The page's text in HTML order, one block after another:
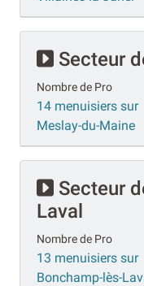
Secteur
Nombre de Pro
14 menuisiers sur
Meslay-du-Maine
Secteur
Laval
Nombre de Pro
13 menuisiers sur
Bonchamp-lès-